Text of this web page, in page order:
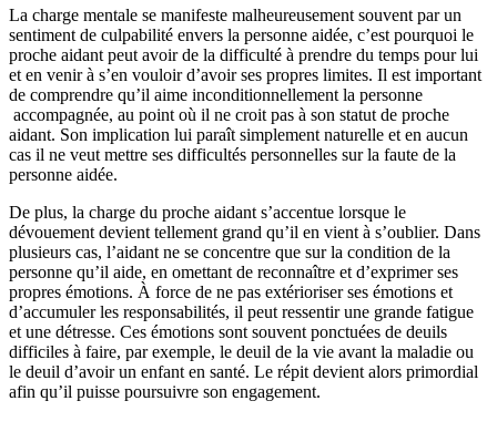
La charge mentale se manifeste malheureusement souvent par un
sentiment de culpabilité envers la personne aidée, c’est pourquoi le
proche aidant peut avoir de la difficulté à prendre du temps pour lui
et en venir à s’en vouloir d’avoir ses propres limites. Il est important
de comprendre qu’il aime inconditionnellement la personne
accompagnée, au point où il ne croit pas à son statut de proche
aidant. Son implication lui paraît simplement naturelle et en aucun
cas il ne veut mettre ses difficultés personnelles sur la faute de la
personne aidée.
De plus, la charge du proche aidant s’accentue lorsque le
dévouement devient tellement grand qu’il en vient à s’oublier. Dans
plusieurs cas, l’aidant ne se concentre que sur la condition de la
personne qu’il aide, en omettant de reconnaître et d’exprimer ses
propres émotions. À force de ne pas extérioriser ses émotions et
d’accumuler les responsabilités, il peut ressentir une grande fatigue
et une détresse. Ces émotions sont souvent ponctuées de deuils
difficiles à faire, par exemple, le deuil de la vie avant la maladie ou
le deuil d’avoir un enfant en santé. Le répit devient alors primordial
afin qu’il puisse poursuivre son engagement.